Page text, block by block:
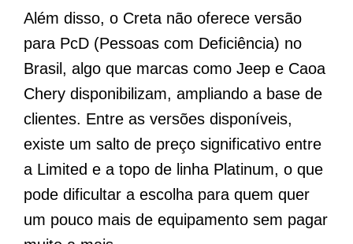
Além disso, o Creta não oferece versão
para PcD (Pessoas com Deficiência) no
Brasil, algo que marcas como Jeep e Caoa
Chery disponibilizam, ampliando a base de
clientes. Entre as versões disponíveis,
existe um salto de preço significativo entre
a Limited e a topo de linha Platinum, o que
pode dificultar a escolha para quem quer
um pouco mais de equipamento sem pagar